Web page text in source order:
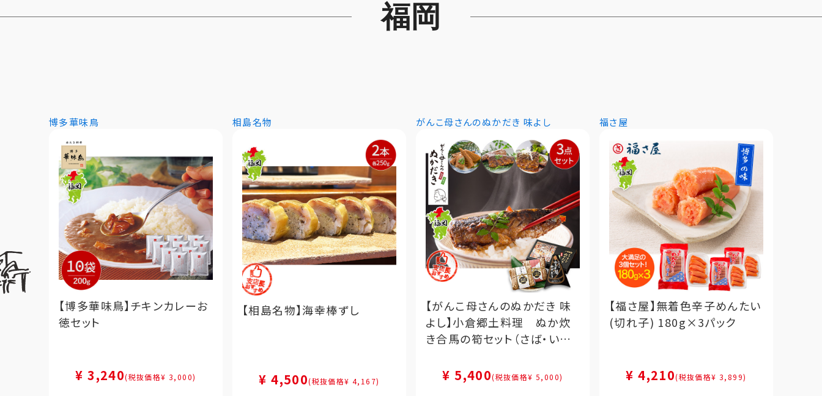
福岡
博多華味鳥
【博多華味鳥】チキンカレーお
徳セット
¥ 3,240(税抜価格¥ 3,000)
相島名物
【相島名物】海幸棒ずし
¥ 4,500(税抜価格¥ 4,167)
がんこ母さんのぬかだき 味よし
【がんこ母さんのぬかだき 味
よし】小倉郷土料理 ぬか炊
き合馬の筍セット（さば・いわ
¥ 5,400(税抜価格¥ 5,000)
福さ屋
【福さ屋】無着色辛子めんたい
(切れ子) 180g×3パック
¥ 4,210(税抜価格¥ 3,899)